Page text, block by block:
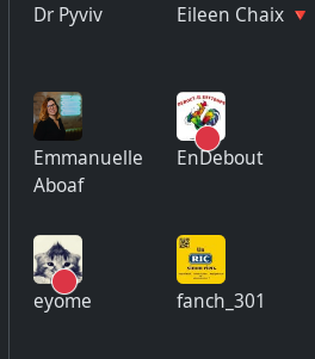
Dr Pyviv Eileen Chaix 🔻
Emmanuelle
Aboaf
EnDebout
eyome fanch_301